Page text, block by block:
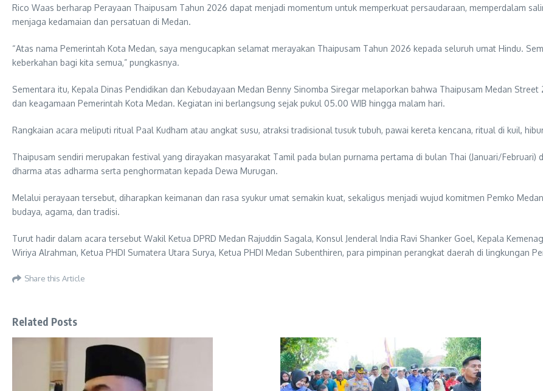
Rico Waas berharap Perayaan Thaipusam Tahun 2026 dapat menjadi momentum untuk memperkuat persaudaraan, memperdalam
menjaga kedamaian dan persatuan di Medan.
“Atas nama Pemerintah Kota Medan, saya mengucapkan selamat merayakan Thaipusam Tahun 2026 kepada seluruh umat Hindu.
keberkahan bagi kita semua,” pungkasnya.
Sementara itu, Kepala Dinas Pendidikan dan Kebudayaan Medan Benny Sinomba Siregar melaporkan bahwa Thaipusam Medan
dan keagamaan Pemerintah Kota Medan. Kegiatan ini berlangsung sejak pukul 05.00 WIB hingga malam hari.
Rangkaian acara meliputi ritual Paal Kudham atau angkat susu, atraksi tradisional tusuk tubuh, pawai kereta kencana, ritual di kuil,
Thaipusam sendiri merupakan festival yang dirayakan masyarakat Tamil pada bulan purnama pertama di bulan Thai (Januari/
dharma atas adharma serta penghormatan kepada Dewa Murugan.
Melalui perayaan tersebut, diharapkan keimanan dan rasa syukur umat semakin kuat, sekaligus menjadi wujud komitmen Pemko
budaya, agama, dan tradisi.
Turut hadir dalam acara tersebut Wakil Ketua DPRD Medan Rajuddin Sagala, Konsul Jenderal India Ravi Shanker Goel, Kepala
Wiriya Alrahman, Ketua PHDI Sumatera Utara Surya, Ketua PHDI Medan Subenthiren, para pimpinan perangkat daerah di lingkungan
Share this Article
Related Posts